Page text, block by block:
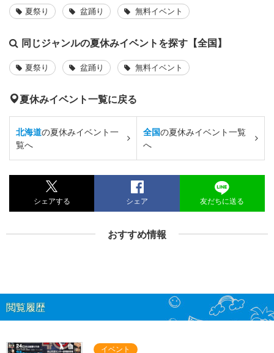
夏祭り 盆踊り 無料イベント
同じジャンルの夏休みイベントを探す【全国】
夏祭り 盆踊り 無料イベント
夏休みイベント一覧に戻る
北海道の夏休みイベント一
覧へ
全国の夏休みイベント一覧
へ
シェアする シェア 友だちに送る
おすすめ情報
閲覧履歴